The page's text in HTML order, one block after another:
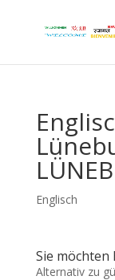
Englisch
Sie möchten
Alternativ zu